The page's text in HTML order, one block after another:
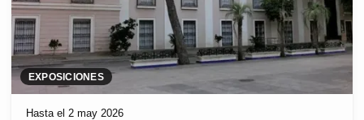
EXPOSICIONES
Hasta el 2 may 2026